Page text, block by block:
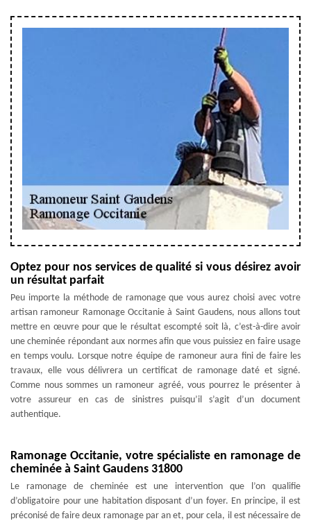
Optez pour nos services de qualité si vous désirez avoir
un résultat parfait
Peu importe la méthode de ramonage que vous aurez choisi avec votre
artisan ramoneur Ramonage Occitanie à Saint Gaudens, nous allons tout
mettre en œuvre pour que le résultat escompté soit là, c’est-à-dire avoir
une cheminée répondant aux normes afin que vous puissiez en faire usage
en temps voulu. Lorsque notre équipe de ramoneur aura fini de faire les
travaux, elle vous délivrera un certificat de ramonage daté et signé.
Comme nous sommes un ramoneur agréé, vous pourrez le présenter à
votre assureur en cas de sinistres puisqu’il s’agit d’un document
authentique.
Ramonage Occitanie, votre spécialiste en ramonage de
cheminée à Saint Gaudens 31800
Le ramonage de cheminée est une intervention que l’on qualifie
d’obligatoire pour une habitation disposant d’un foyer. En principe, il est
préconisé de faire deux ramonage par an et, pour cela, il est nécessaire de